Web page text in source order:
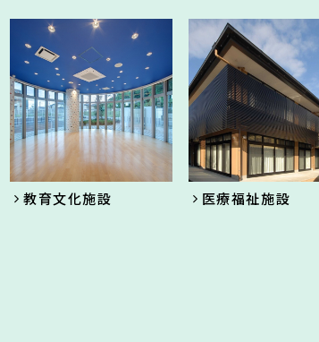
教育文化施設 医療福祉施設